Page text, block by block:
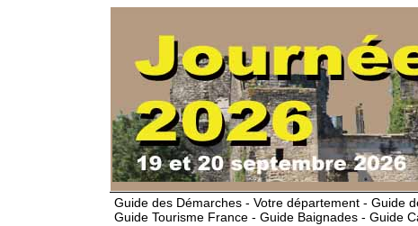
Guide des Démarches - Votre département - Guide
Guide Tourisme France - Guide Baignades - Guide